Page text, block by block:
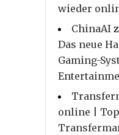
wieder
ChinaAI
Das neue
Gaming-
online |